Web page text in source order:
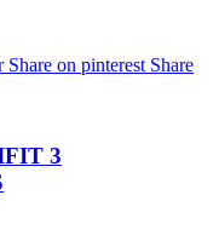
Share on pinterest Share
3